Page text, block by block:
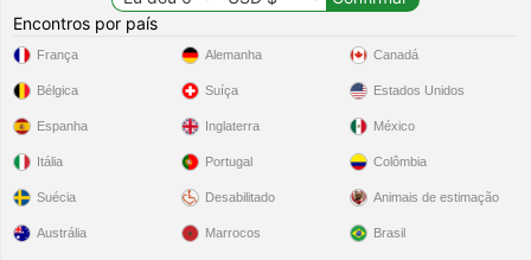
Encontros por país
França
Bélgica
Espanha
Itália
Suécia
Alemanha
Suíça
Inglaterra
Portugal
Desabilitado
Canadá
Estados Unidos
México
Colômbia
Animais de estimação
Austrália Marrocos Brasil